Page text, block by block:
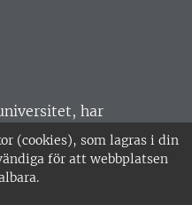
(cookies), som lagras i din
för att webbplatsen
har
Huvudorter är
SLU är
•
2817 •